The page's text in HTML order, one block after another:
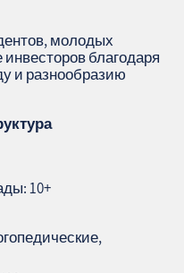
молодых
благодаря
и разнообразию
10+